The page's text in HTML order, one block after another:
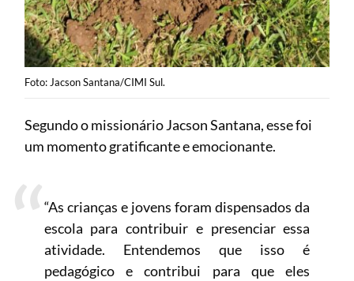
Foto: Jacson Santana/CIMI Sul.
Segundo o missionário Jacson Santana, esse foi
um momento gratificante e emocionante.
“As crianças e jovens foram dispensados da
escola para contribuir e presenciar essa
atividade. Entendemos que isso é
pedagógico e contribui para que eles